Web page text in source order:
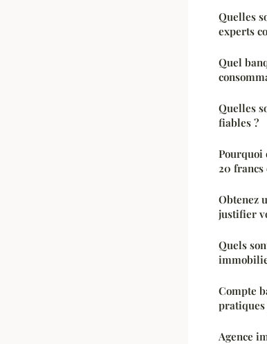
Quelles
experts
Quel
Quelles
fiables ?
Pourquoi
20 francs
Obtenez
justifier
Quels
Compte
Agence